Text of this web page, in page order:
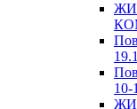
10-